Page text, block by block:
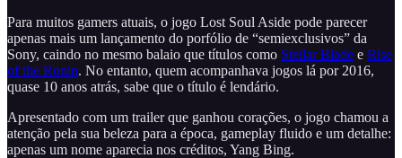
Para muitos gamers atuais, o jogo Lost Soul Aside pode parecer
apenas mais um lançamento do porfólio de “semiexclusivos” da
Sony, caindo no mesmo balaio que títulos como Stellar Blade e Rise
of the Ronin. No entanto, quem acompanhava jogos lá por 2016,
quase 10 anos atrás, sabe que o título é lendário.
Apresentado com um trailer que ganhou corações, o jogo chamou a
atenção pela sua beleza para a época, gameplay fluido e um detalhe:
apenas um nome aparecia nos créditos, Yang Bing.